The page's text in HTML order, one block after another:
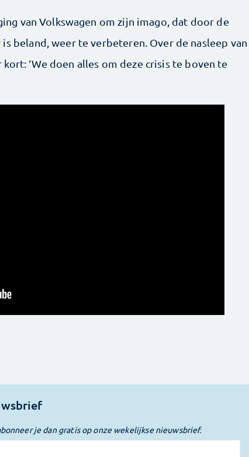
van Volkswagen om zijn imago, dat door de
beland, weer te verbeteren. Over de nasleep van
‘We doen alles om deze crisis te boven te
je dan gratis op onze wekelijkse nieuwsbrief.